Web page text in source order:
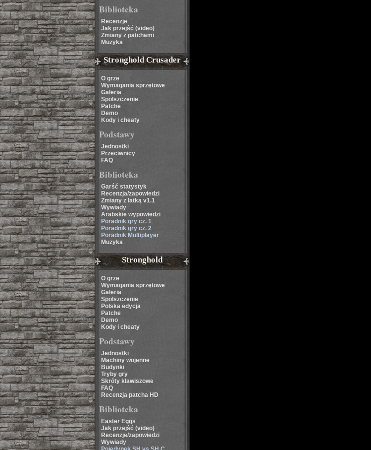
Biblioteka
Recenzje
Jak przejść (video)
Zmiany z patchami
Muzyka
Stronghold Crusader
O grze
Wymagania sprzętowe
Galeria
Spolszczenie
Patche
Demo
Kody i cheaty
Podstawy
Jednostki
Przeciwnicy
FAQ
Biblioteka
Garść statystyk
Recenzja/zapowiedzi
Zmiany z łatką v1.1
Wywiady
Arabskie wypowiedzi
Poradnik gry cz. 1
Poradnik gry cz. 2
Poradnik Multiplayer
Muzyka
Stronghold
O grze
Wymagania sprzętowe
Galeria
Spolszczenie
Polska edycja
Patche
Demo
Kody i cheaty
Podstawy
Jednostki
Machiny wojenne
Budynki
Tryby gry
Skróty klawiszowe
FAQ
Recenzja patcha HD
Biblioteka
Easter Eggs
Jak przejść (video)
Recenzje/zapowiedzi
Wywiady